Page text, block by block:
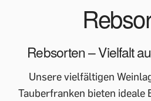
Rebsorten – Vielfalt
Unsere vielfältigen
Tauberfranken bieten ideale